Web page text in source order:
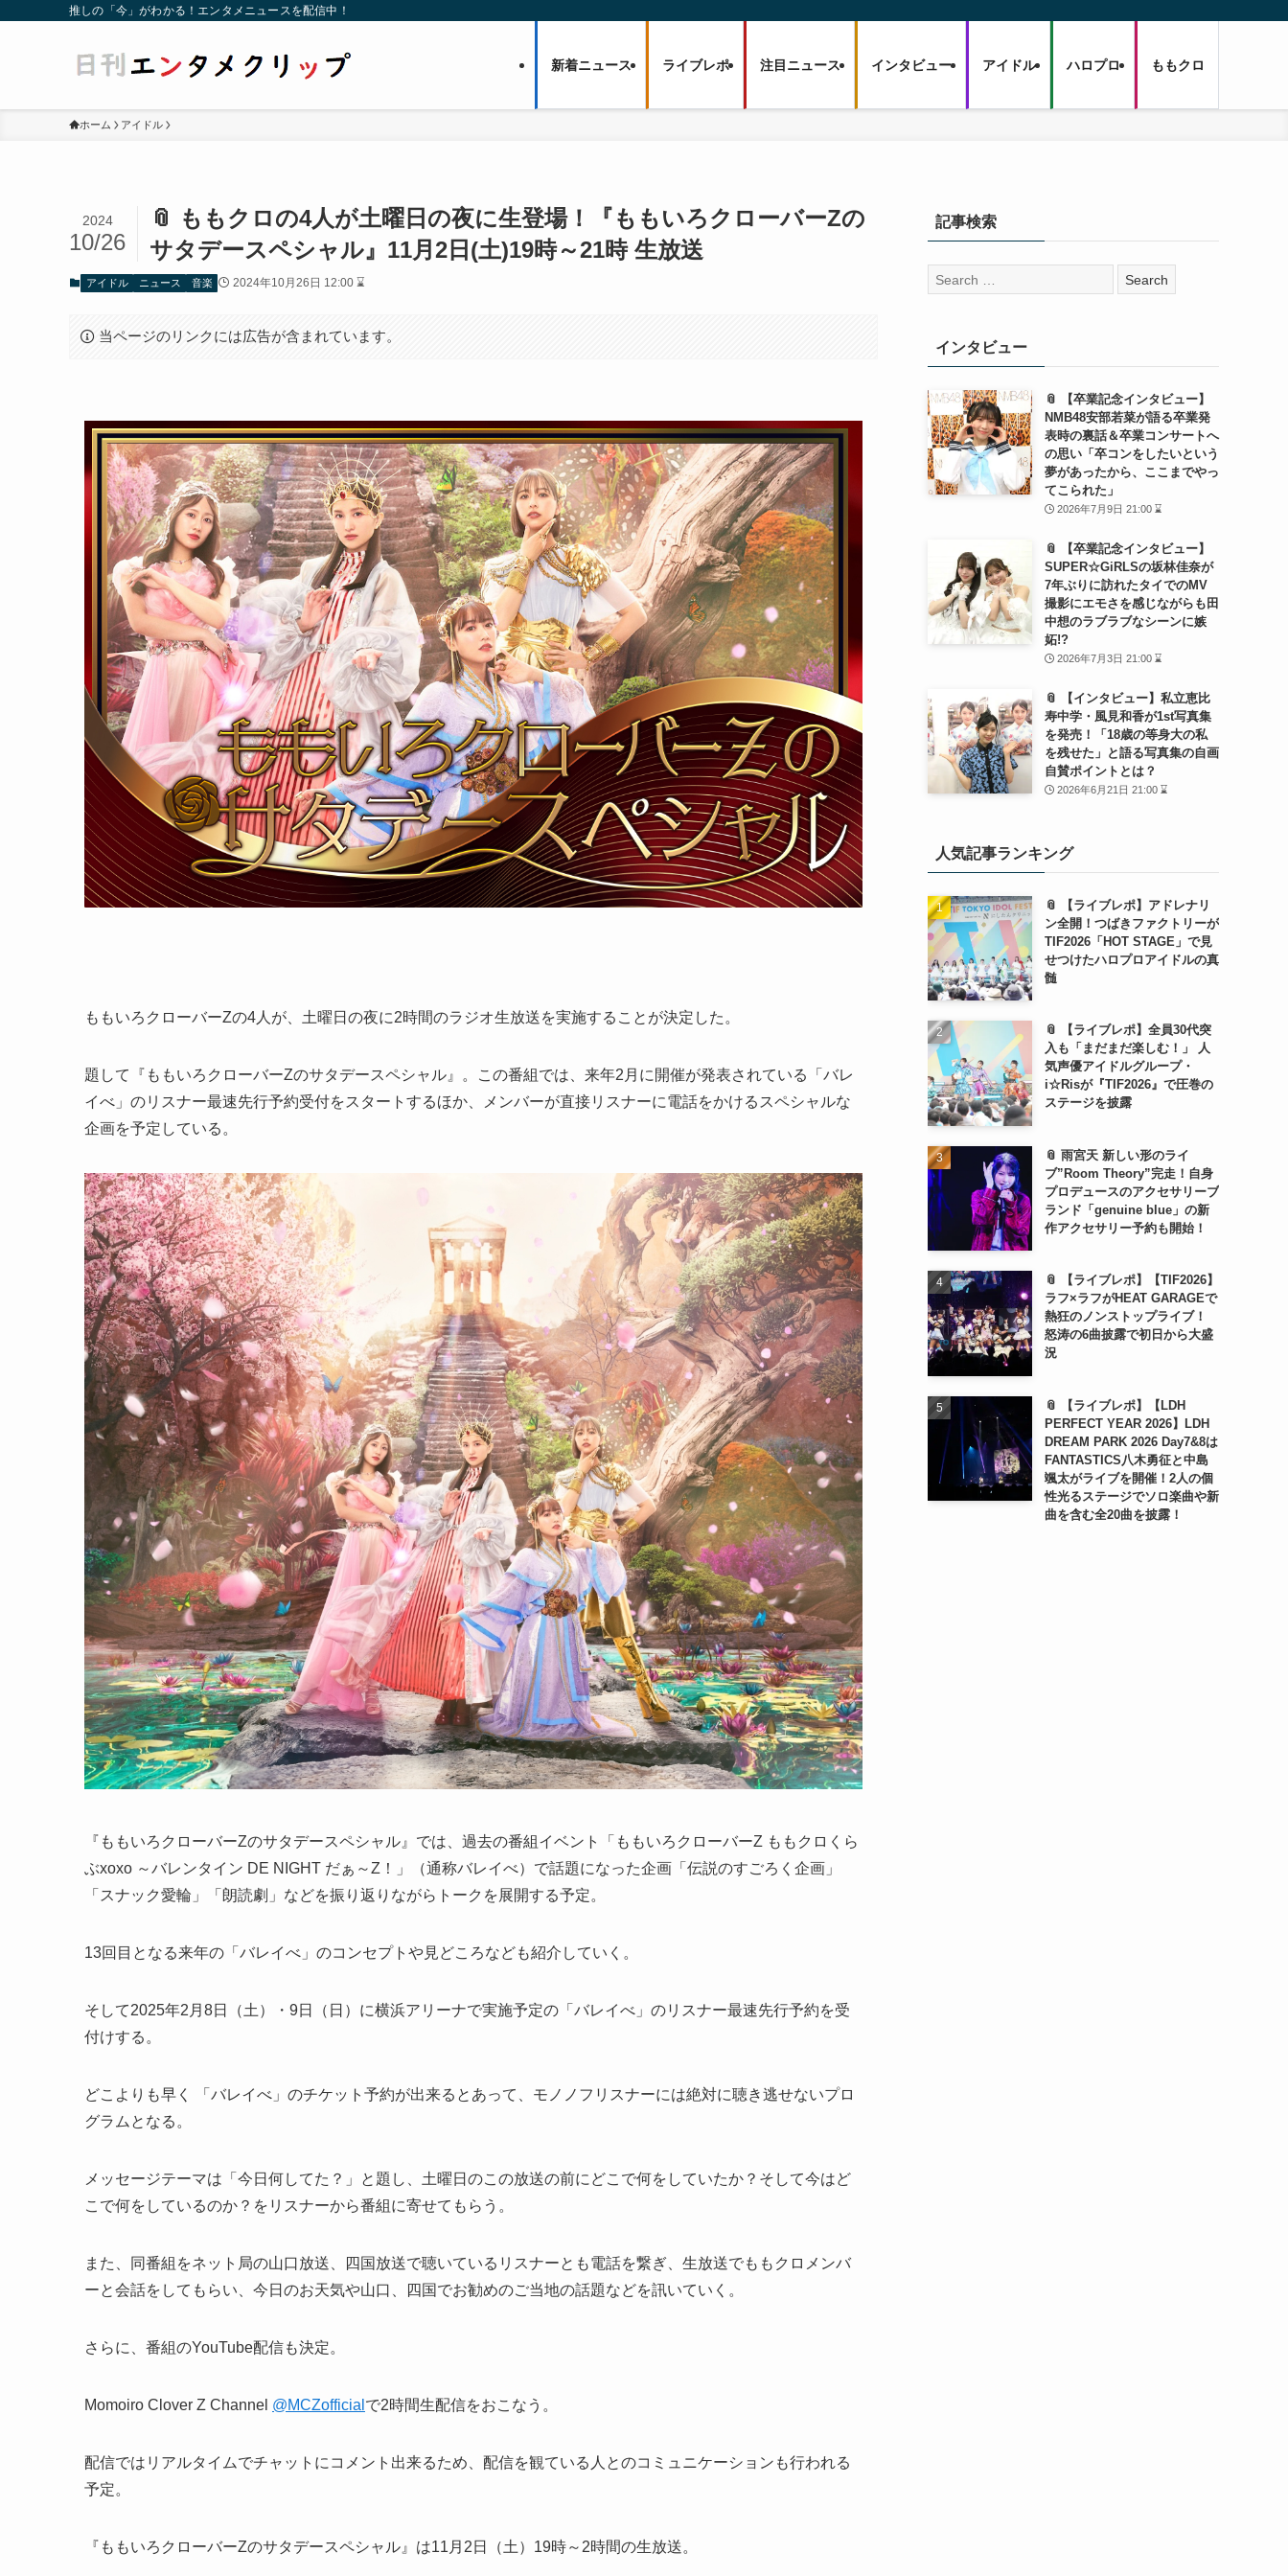
推しの「今」がわかる！エンタメニュースを配信中！
新着ニュース ライブレポ 注目ニュース インタビュー アイドル ハロプロ ももクロ
ホーム アイドル
📎 ももクロの4人が土曜日の夜に生登場！『ももいろクローバーZの
サタデースペシャル』11月2日(土)19時～21時 生放送
2024
10/26
アイドル ニュース 音楽 2024年10月26日 12:00 ⌛
当ページのリンクには広告が含まれています。
ももいろクローバーZの4人が、土曜日の夜に2時間のラジオ生放送を実施することが決定した。
題して『ももいろクローバーZのサタデースペシャル』。この番組では、来年2月に開催が発表されている「バレ
イべ」のリスナー最速先行予約受付をスタートするほか、メンバーが直接リスナーに電話をかけるスペシャルな
企画を予定している。
『ももいろクローバーZのサタデースペシャル』では、過去の番組イベント「ももいろクローバーZ ももクロくら
ぶxoxo ～バレンタイン DE NIGHT だぁ～Z！」（通称バレイべ）で話題になった企画「伝説のすごろく企画」
「スナック愛輪」「朗読劇」などを振り返りながらトークを展開する予定。
13回目となる来年の「バレイべ」のコンセプトや見どころなども紹介していく。
そして2025年2月8日（土）・9日（日）に横浜アリーナで実施予定の「バレイべ」のリスナー最速先行予約を受
付けする。
どこよりも早く 「バレイべ」のチケット予約が出来るとあって、モノノフリスナーには絶対に聴き逃せないプロ
グラムとなる。
メッセージテーマは「今日何してた？」と題し、土曜日のこの放送の前にどこで何をしていたか？そして今はど
こで何をしているのか？をリスナーから番組に寄せてもらう。
また、同番組をネット局の山口放送、四国放送で聴いているリスナーとも電話を繋ぎ、生放送でももクロメンバ
ーと会話をしてもらい、今日のお天気や山口、四国でお勧めのご当地の話題などを訊いていく。
さらに、番組のYouTube配信も決定。
Momoiro Clover Z Channel @MCZofficial で2時間生配信をおこなう。
配信ではリアルタイムでチャットにコメント出来るため、配信を観ている人とのコミュニケーションも行われる
予定。
『ももいろクローバーZのサタデースペシャル』は11月2日（土）19時～2時間の生放送。
記事検索
検
索:
インタビュー
📎 【卒業記念インタビュー】
NMB48安部若菜が語る卒業発
表時の裏話＆卒業コンサートへ
の思い「卒コンをしたいという
夢があったから、ここまでやっ
てこられた」
2026年7月9日 21:00 ⌛
📎 【卒業記念インタビュー】
SUPER☆GiRLSの坂林佳奈が
7年ぶりに訪れたタイでのMV
撮影にエモさを感じながらも田
中想のラブラブなシーンに嫉
妬!?
2026年7月3日 21:00 ⌛
📎 【インタビュー】私立恵比
寿中学・風見和香が1st写真集
を発売！「18歳の等身大の私
を残せた」と語る写真集の自画
自賛ポイントとは？
2026年6月21日 21:00 ⌛
人気記事ランキング
📎 【ライブレポ】アドレナリ
ン全開！つばきファクトリーが
TIF2026「HOT STAGE」で見
せつけたハロプロアイドルの真
髄
📎 【ライブレポ】全員30代突
入も「まだまだ楽しむ！」 人
気声優アイドルグループ・
i☆Risが『TIF2026』で圧巻の
ステージを披露
📎 雨宮天 新しい形のライ
ブ”Room Theory”完走！自身
プロデュースのアクセサリーブ
ランド「genuine blue」の新
作アクセサリー予約も開始！
📎 【ライブレポ】【TIF2026】
ラフ×ラフがHEAT GARAGEで
熱狂のノンストップライブ！
怒涛の6曲披露で初日から大盛
況
📎 【ライブレポ】【LDH
PERFECT YEAR 2026】LDH
DREAM PARK 2026 Day7&8は
FANTASTICS八木勇征と中島
颯太がライブを開催！2人の個
性光るステージでソロ楽曲や新
曲を含む全20曲を披露！